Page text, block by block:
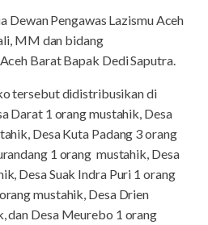
Dewan Pengawas Lazismu Aceh
MM dan bidang
Barat Bapak Dedi Saputra.
tersebut didistribusikan di
Darat 1 orang mustahik, Desa
Desa Kuta Padang 3 orang
1 orang mustahik, Desa
Desa Suak Indra Puri 1 orang
mustahik, Desa Drien
dan Desa Meurebo 1 orang